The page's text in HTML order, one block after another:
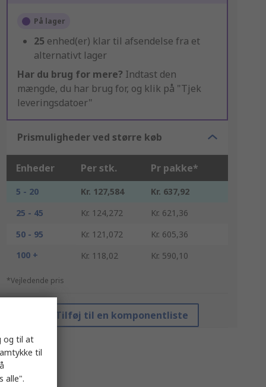
På lager
25 enhed(er) klar til afsendelse fra et
alternativt lager
Har du brug for mere? Indtast den
mængde, du har brug for, og klik på "Tjek
leveringsdatoer"
Prismuligheder ved større køb
Enheder Per stk. Pr pakke*
5 - 20 Kr. 127,584
Kr. 637,92
25 - 45
Kr. 124,272
Kr. 621,36
50 - 95
Kr. 121,072
Kr. 605,36
100 +
Kr. 118,02 Kr. 590,10
*Vejledende pris
Tilføj til en komponentliste
og til at
til
alle".